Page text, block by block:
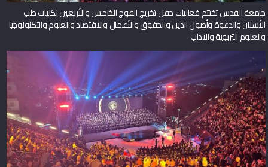
جامعة القدس تختتم فعاليات حفل تخريج الفوج الخامس والأربعين لكليات طب
الأسنان والدعوة وأصول الدين والحقوق والأعمال والاقتصاد والعلوم والتكنولوجيا
والعلوم التربوية والآداب